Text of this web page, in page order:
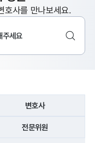
호사를 만나보세요.
변호사
전문위원